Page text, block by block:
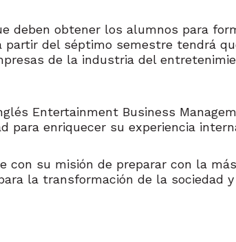
deben obtener los alumnos para
del séptimo semestre tendrá
de la industria del
Entertainment Business
para enriquecer su experiencia
con su misión de preparar con la
la transformación de la sociedad